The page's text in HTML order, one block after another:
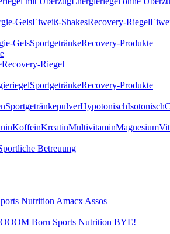
GelsEiweiß-ShakesRecovery-Riegel
GelsSportgetränkeRecovery-Produkte
Recovery-Riegel
SportgetränkeRecovery-Produkte
SportgetränkepulverHypotonischIsotonisch
KoffeinKreatinMultivitaminMagnesium
Betreuung
Nutrition Amacx Assos
Born Sports Nutrition BYE!